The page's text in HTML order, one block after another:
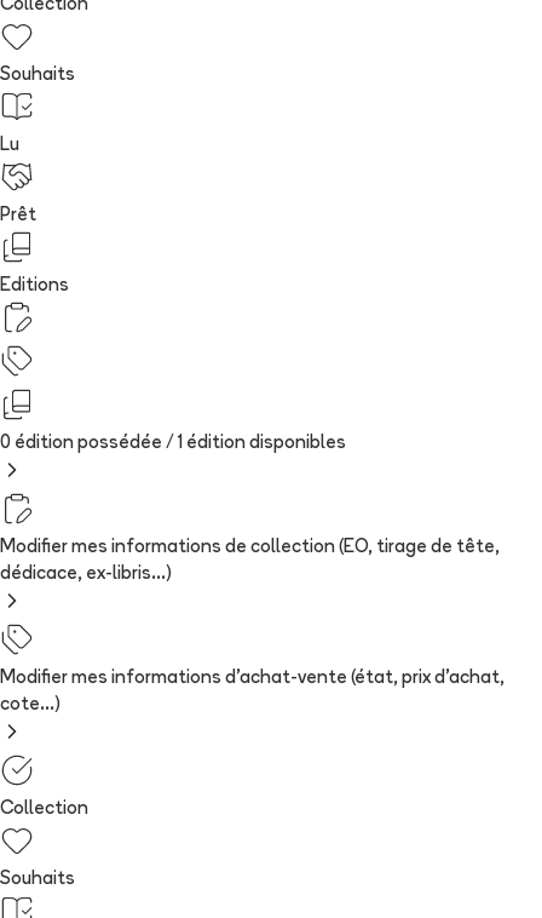
Collection
Souhaits
Lu
Prêt
Editions
0 édition possédée / 1 édition disponibles
Modifier mes informations de collection (EO, tirage de tête,
dédicace, ex-libris...)
Modifier mes informations d'achat-vente (état, prix d'achat,
cote...)
Collection
Souhaits